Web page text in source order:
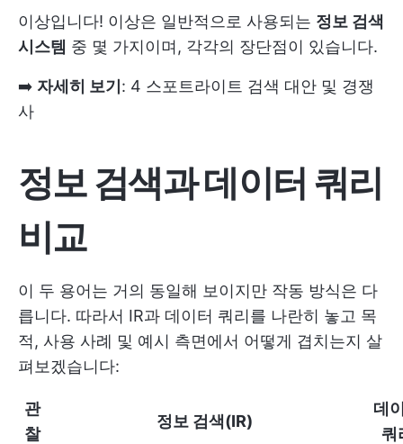
이상입니다! 이상은 일반적으로 사용되는 정보 검색
시스템 중 몇 가지이며, 각각의 장단점이 있습니다.
➡️ 자세히 보기 : 4 스포트라이트 검색 대안 및 경쟁
사
정보 검색과 데이터 쿼리
비교
이 두 용어는 거의 동일해 보이지만 작동 방식은 다
릅니다. 따라서 IR과 데이터 쿼리를 나란히 놓고 목
적, 사용 사례 및 예시 측면에서 어떻게 겹치는지 살
펴보겠습니다:
관
찰
정보 검색(IR)
데
쿼